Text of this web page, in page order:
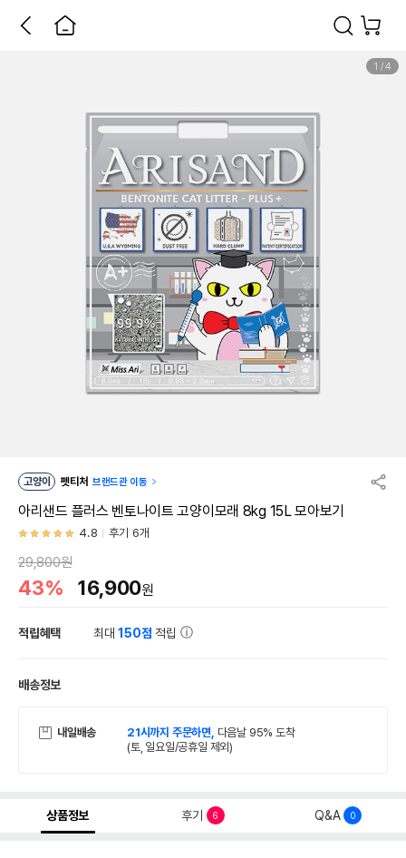
1 /4
고양이 펫티처 브랜드관 이동
아리샌드 플러스 벤토나이트 고양이모래 8kg 15L 모아보기
4.8 후기 6개
29,800원
43% 16,900원
적립혜택 최대150점 적립
배송정보
내일배송 21시까지 주문하면, 다음날 95% 도착
(토, 일요일/공휴일 제외)
상품정보 후기 6 Q&A 0